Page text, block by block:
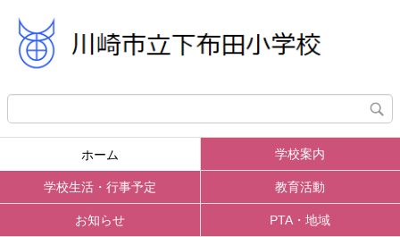
ホーム 学校案内
学校生活・行事予定 教育活動
お知らせ PTA・地域